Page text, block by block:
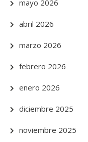
mayo 2026
abril 2026
marzo 2026
febrero 2026
enero 2026
diciembre 2025
noviembre 2025